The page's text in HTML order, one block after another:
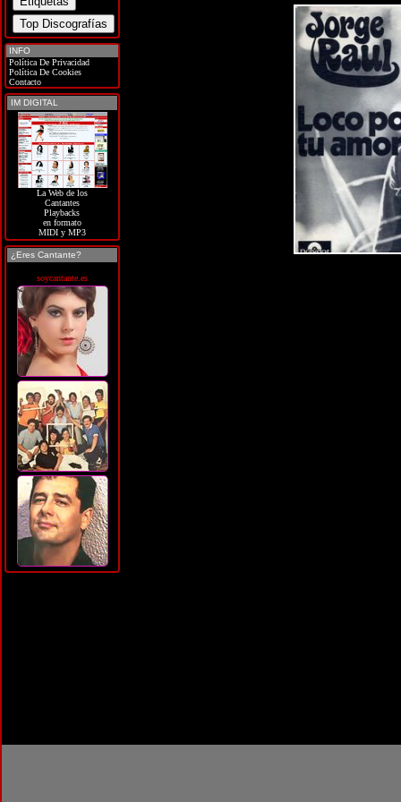
INFO
Política De Privacidad
Política De Cookies
Contacto
IM DIGITAL
La Web de los
Cantantes
Playbacks
en formato
MIDI y MP3
¿Eres Cantante?
soycantante.es